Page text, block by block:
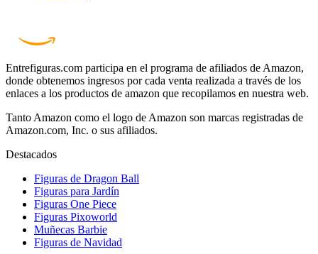
Entrefiguras.com participa en el programa de afiliados de Amazon,
donde obtenemos ingresos por cada venta realizada a través de los
enlaces a los productos de amazon que recopilamos en nuestra web.
Tanto Amazon como el logo de Amazon son marcas registradas de
Amazon.com, Inc. o sus afiliados.
Destacados
Figuras de Dragon Ball
Figuras para Jardín
Figuras One Piece
Figuras Pixoworld
Muñecas Barbie
Figuras de Navidad